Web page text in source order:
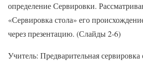
определение Сервировки.
«Сервировка стола» его
через презентацию. (Слайды 2-6)
Учитель: Предварительная сервировка